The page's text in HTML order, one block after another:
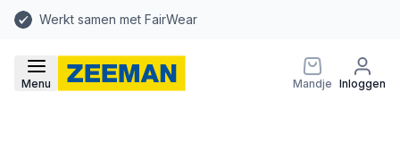
Werkt samen met FairWear
Menu Mandje Inloggen